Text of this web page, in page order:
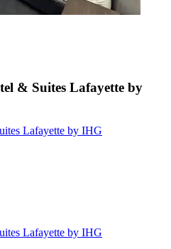
& Suites Lafayette by
Lafayette by IHG
Lafayette by IHG